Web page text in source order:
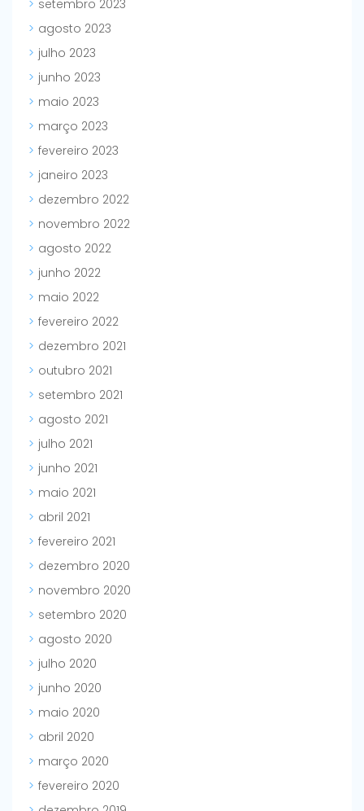
setembro 2023
agosto 2023
julho 2023
junho 2023
maio 2023
março 2023
fevereiro 2023
janeiro 2023
dezembro 2022
novembro 2022
agosto 2022
junho 2022
maio 2022
fevereiro 2022
dezembro 2021
outubro 2021
setembro 2021
agosto 2021
julho 2021
junho 2021
maio 2021
abril 2021
fevereiro 2021
dezembro 2020
novembro 2020
setembro 2020
agosto 2020
julho 2020
junho 2020
maio 2020
abril 2020
março 2020
fevereiro 2020